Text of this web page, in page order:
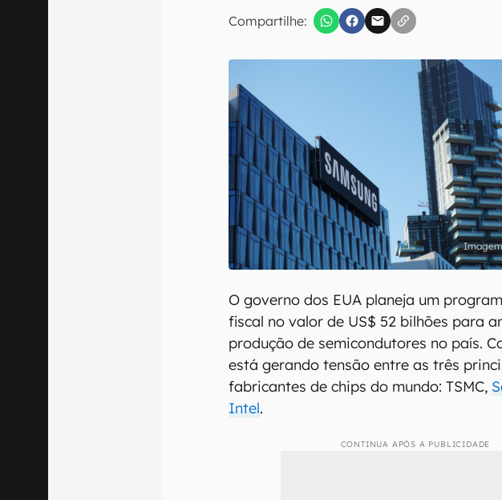
Compartilhe:
Confirmo que li, aceito e concordo com os
O governo dos EUA planeja um
fiscal no valor de US$ 52 bilhões para
produção de semicondutores no país.
está gerando tensão entre as três
fabricantes de chips do mundo: TSMC,
Intel.
CONTINUA APÓS A PUBLICIDADE